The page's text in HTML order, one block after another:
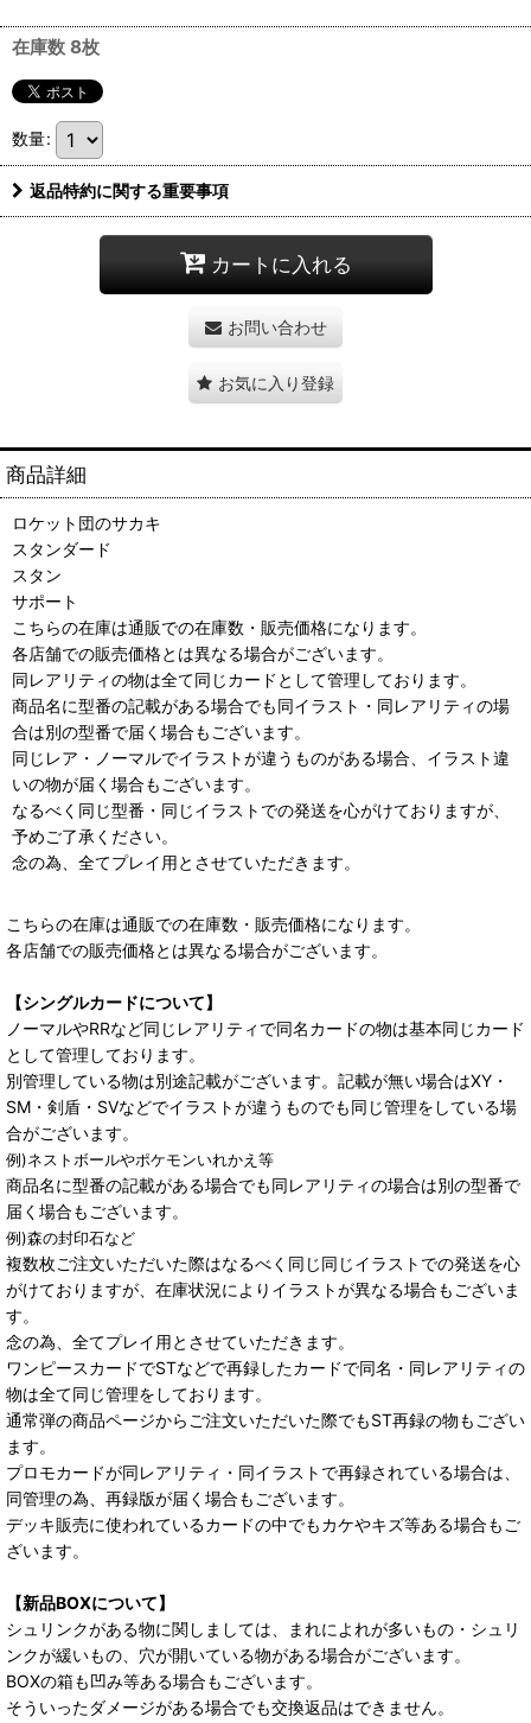
在庫数 8枚
数量:
返品特約に関する重要事項
カートに入れる
お問い合わせ
お気に入り登録
商品詳細
ロケット団のサカキ
スタンダード
スタン
サポート
こちらの在庫は通販での在庫数・販売価格になります。
各店舗での販売価格とは異なる場合がございます。
同レアリティの物は全て同じカードとして管理しております。
商品名に型番の記載がある場合でも同イラスト・同レアリティの場
合は別の型番で届く場合もございます。
同じレア・ノーマルでイラストが違うものがある場合、イラスト違
いの物が届く場合もございます。
なるべく同じ型番・同じイラストでの発送を心がけておりますが、
予めご了承ください。
念の為、全てプレイ用とさせていただきます。
こちらの在庫は通販での在庫数・販売価格になります。
各店舗での販売価格とは異なる場合がございます。
【シングルカードについて】
ノーマルやRRなど同じレアリティで同名カードの物は基本同じカード
として管理しております。
別管理している物は別途記載がございます。記載が無い場合はXY・
SM・剣盾・SVなどでイラストが違うものでも同じ管理をしている場
合がございます。
例)ネストボールやポケモンいれかえ等
商品名に型番の記載がある場合でも同レアリティの場合は別の型番で
届く場合もございます。
例)森の封印石など
複数枚ご注文いただいた際はなるべく同じ同じイラストでの発送を心
がけておりますが、在庫状況によりイラストが異なる場合もございま
す。
念の為、全てプレイ用とさせていただきます。
ワンピースカードでSTなどで再録したカードで同名・同レアリティの
物は全て同じ管理をしております。
通常弾の商品ページからご注文いただいた際でもST再録の物もござい
ます。
プロモカードが同レアリティ・同イラストで再録されている場合は、
同管理の為、再録版が届く場合もございます。
デッキ販売に使われているカードの中でもカケやキズ等ある場合もご
ざいます。
【新品BOXについて】
シュリンクがある物に関しましては、まれによれが多いもの・シュリ
ンクが緩いもの、穴が開いている物がある場合がございます。
BOXの箱も凹み等ある場合もございます。
そういったダメージがある場合でも交換返品はできません。